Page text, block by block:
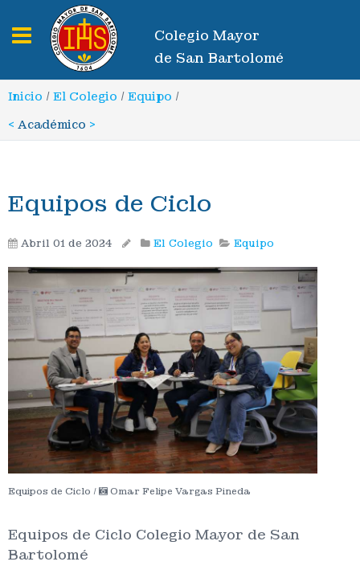
Toggle navigation
Colegio Mayor
de San Bartolomé
Inicio / El Colegio / Equipo /
< Académico >
Equipos de Ciclo
Abril 01 de 2024 El Colegio Equipo
Equipos de Ciclo / Omar Felipe Vargas Pineda
Equipos de Ciclo Colegio Mayor de San
Bartolomé